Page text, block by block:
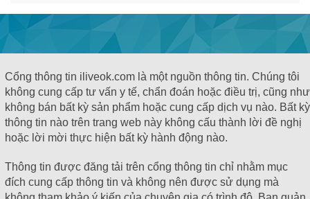
Cổng thông tin iliveok.com là một nguồn thông tin. Chúng tôi
không cung cấp tư vấn y tế, chẩn đoán hoặc điều trị, cũng như
không bán bất kỳ sản phẩm hoặc cung cấp dịch vụ nào. Bất kỳ
thông tin nào trên trang web này không cấu thành lời đề nghị
hoặc lời mời thực hiện bất kỳ hành động nào.
Thông tin được đăng tải trên cổng thông tin chỉ nhằm mục
đích cung cấp thông tin và không nên được sử dụng mà